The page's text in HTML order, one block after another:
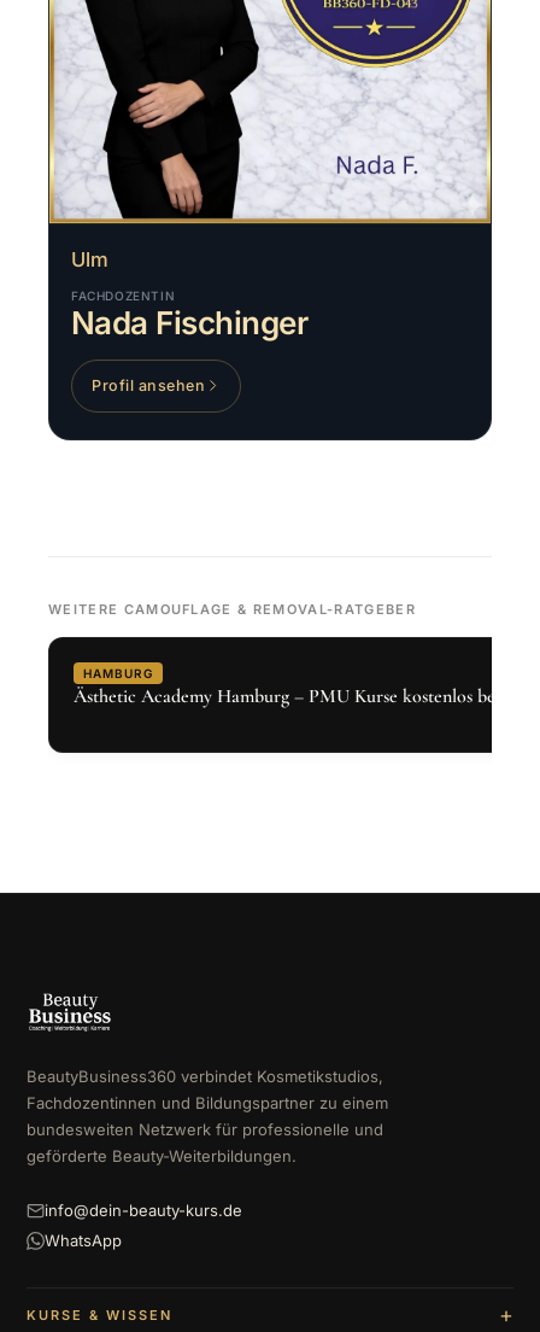
Ulm
FACHDOZENTIN
Nada Fischinger
Profil ansehen
WEITERE CAMOUFLAGE & REMOVAL-RATGEBER
HAMBURG
Ästhetic Academy Hamburg – PMU Kurse kostenlos bei
BeautyBusiness360 verbindet Kosmetikstudios,
Fachdozentinnen und Bildungspartner zu einem
bundesweiten Netzwerk für professionelle und
geförderte Beauty-Weiterbildungen.
info@dein-beauty-kurs.de
WhatsApp
KURSE & WISSEN